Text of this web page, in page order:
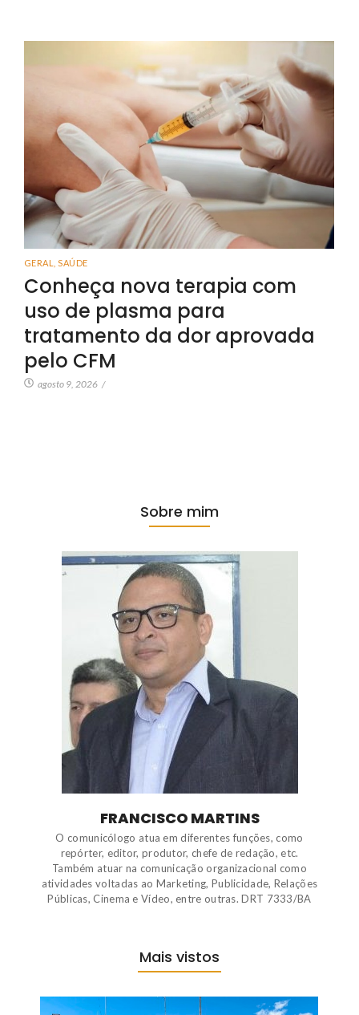
GERAL SAÚDE
Conheça nova terapia com
uso de plasma para
tratamento da dor aprovada
pelo CFM
agosto 9, 2026 /
Sobre mim
FRANCISCO MARTINS
O comunicólogo atua em diferentes funções, como
repórter, editor, produtor, chefe de redação, etc.
Também atuar na comunicação organizacional como
atividades voltadas ao Marketing, Publicidade, Relações
Públicas, Cinema e Vídeo, entre outras. DRT 7333/BA
Mais vistos